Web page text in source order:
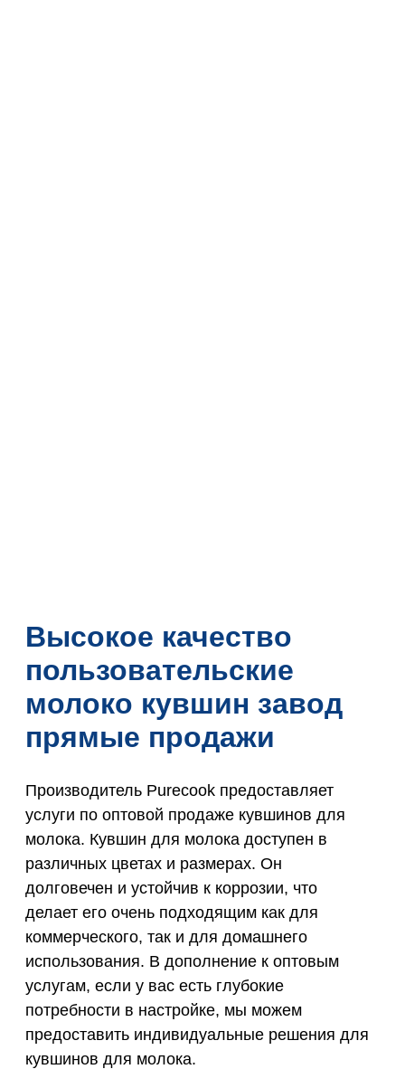
Высокое качество
пользовательские
молоко кувшин завод
прямые продажи
Производитель Purecook предоставляет
услуги по оптовой продаже кувшинов для
молока. Кувшин для молока доступен в
различных цветах и размерах. Он
долговечен и устойчив к коррозии, что
делает его очень подходящим как для
коммерческого, так и для домашнего
использования. В дополнение к оптовым
услугам, если у вас есть глубокие
потребности в настройке, мы можем
предоставить индивидуальные решения для
кувшинов для молока.